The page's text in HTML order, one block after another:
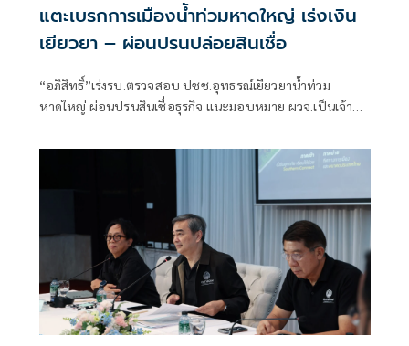
แตะเบรกการเมืองน้ำท่วมหาดใหญ่ เร่งเงิน
เยียวยา – ผ่อนปรนปล่อยสินเชื่อ
“อภิสิทธิ์”เร่งรบ.ตรวจสอบ ปชช.อุทธรณ์เยียวยาน้ำท่วม
หาดใหญ่ ผ่อนปรนสินเชื่อธุรกิจ แนะมอบหมาย ผวจ.เป็นเจ้า